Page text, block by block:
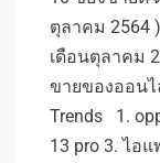
ตุลาคม 2564
เดือนตุลาคม
ขายของออน
Trends 1.
13 pro 3. ไอแ